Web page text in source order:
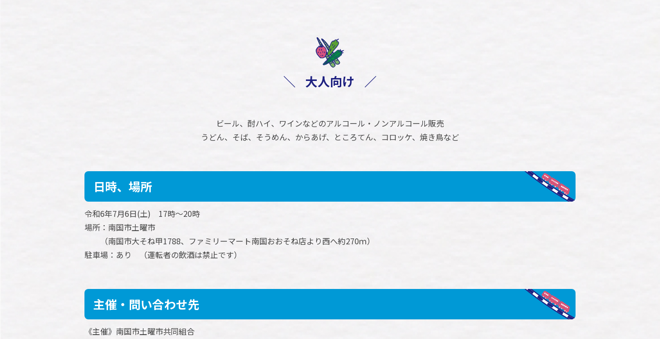
＼ 大人向け ／
ビール、酎ハイ、ワインなどのアルコール・ノンアルコール販売
うどん、そば、そうめん、からあげ、ところてん、コロッケ、焼き鳥など
日時、場所
令和6年7月6日(土) 17時～20時
場所：南国市土曜市
（南国市大そね甲1788、ファミリーマート南国おおそね店より西へ約270ｍ）
駐車場：あり （運転者の飲酒は禁止です）
主催・問い合わせ先
《主催》南国市土曜市共同組合